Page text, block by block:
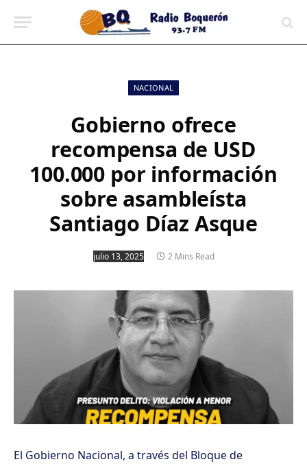
NACIONAL
Gobierno ofrece
recompensa de USD
100.000 por información
sobre asambleísta
Santiago Díaz Asque
julio 13, 2025 2 Mins Read
El Gobierno Nacional, a través del Bloque de